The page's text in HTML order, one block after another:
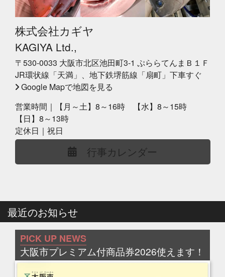
株式会社カギヤ
KAGIYA Ltd.,
〒530-0033 大阪市北区池田町3-1 ぷららてんまＢ１Ｆ
JR環状線「天満」、地下鉄堺筋線「扇町」下車すぐ
Google Mapで地図を見る
営業時間｜【月～土】8～16時 【水】8～15時
【日】8～13時
定休日｜祝日
行事カレンダー
最近のお知らせ
PICK UP NEWS
大阪市プレミアム付商品券2026使えます！